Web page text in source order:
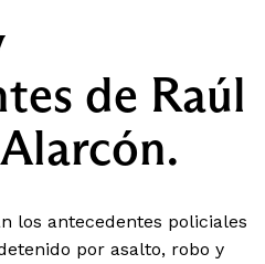
de Raúl
los antecedentes policiales
por asalto, robo y